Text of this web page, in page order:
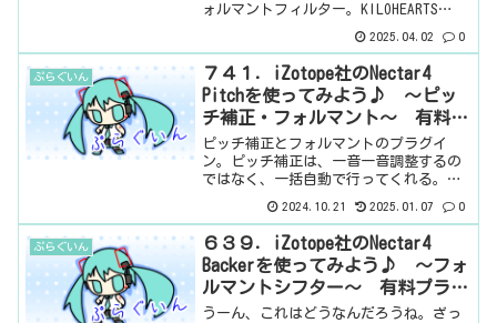
ォルマントフィルター。KILOHEARTS
つのまにか無料になっていた。snapheap
やm...
2025.04.02 0
ぷらぐいん
７４１．iZotope社のNectar4
Pitchを使ってみよう♪ ～ピッ
チ補正・フォルマント～ 有料プ
ラグイン
ピッチ補正とフォルマントのプラグイ
ン。ピッチ補正は、一音一音調整するの
ではなく、一括自動で行ってくれる。フ
本情報ダウンロードはこちら。インスト
ール方法iZotope Product Portalとい
うソフ...
2024.10.21 2025.01.07 0
ぷらぐいん
６３９．iZotope社のNectar4
Backerを使ってみよう♪ ～フォ
ルマントシフター～ 有料プラグ
イン
うーん、これはどうなんだろうね。ざっ